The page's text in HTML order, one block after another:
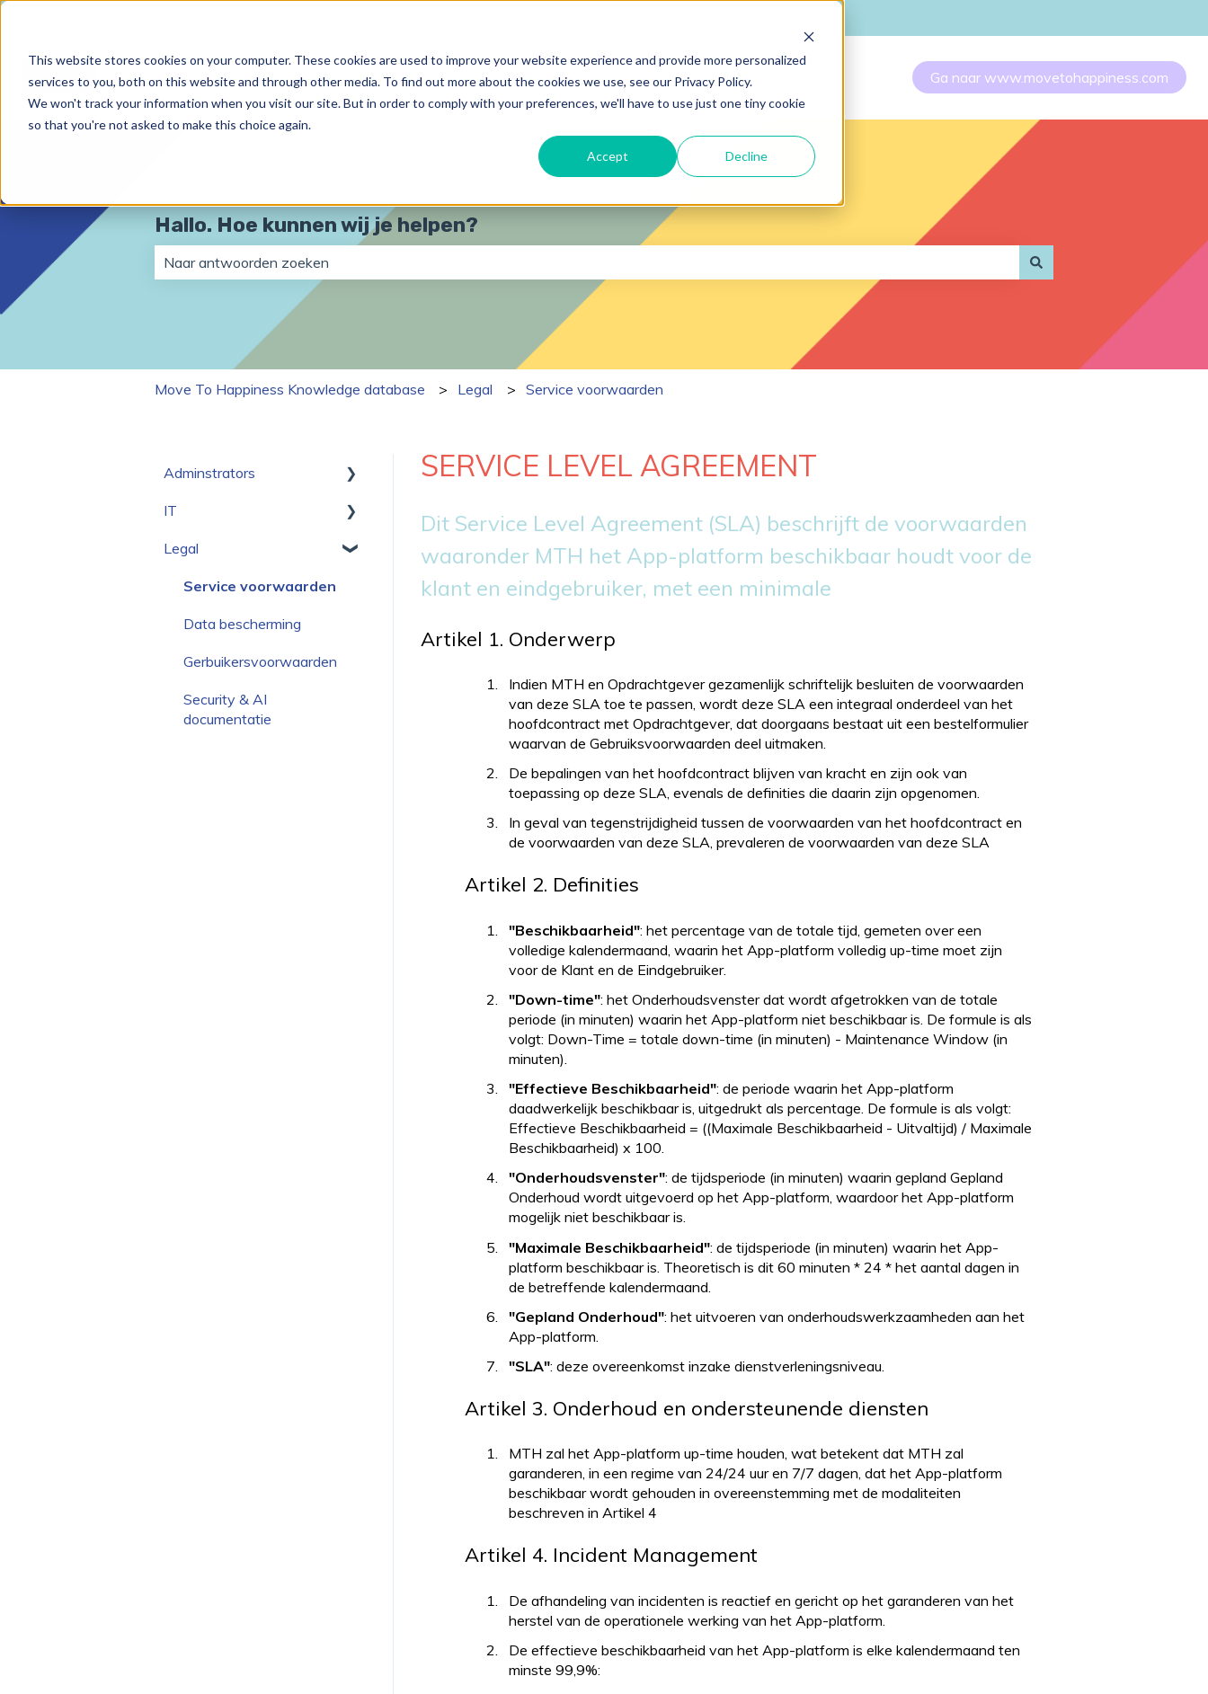
This website stores cookies on your computer. These cookies are used to improve your website experience and provide more personalized
services to you, both on this website and through other media. To find out more about the cookies we use, see our Privacy Policy.
We won't track your information when you visit our site. But in order to comply with your preferences, we'll have to use just one tiny cookie
so that you're not asked to make this choice again.
Accept Decline
Ga naar www.movetohappiness.com
Hallo. Hoe kunnen wij je helpen?
Er zijn geen suggesties want het zoekveld is leeg.
Move To Happiness Knowledge database Legal Service voorwaarden
SERVICE LEVEL AGREEMENT
Dit Service Level Agreement (SLA) beschrijft de voorwaarden
waaronder MTH het App-platform beschikbaar houdt voor de
klant en eindgebruiker, met een minimale
Artikel 1. Onderwerp
Indien MTH en Opdrachtgever gezamenlijk schriftelijk besluiten de voorwaarden
van deze SLA toe te passen, wordt deze SLA een integraal onderdeel van het
hoofdcontract met Opdrachtgever, dat doorgaans bestaat uit een bestelformulier
waarvan de Gebruiksvoorwaarden deel uitmaken.
De bepalingen van het hoofdcontract blijven van kracht en zijn ook van
toepassing op deze SLA, evenals de definities die daarin zijn opgenomen.
In geval van tegenstrijdigheid tussen de voorwaarden van het hoofdcontract en
de voorwaarden van deze SLA, prevaleren de voorwaarden van deze SLA
Artikel 2. Definities
"Beschikbaarheid": het percentage van de totale tijd, gemeten over een
volledige kalendermaand, waarin het App-platform volledig up-time moet zijn
voor de Klant en de Eindgebruiker.
"Down-time": het Onderhoudsvenster dat wordt afgetrokken van de totale
periode (in minuten) waarin het App-platform niet beschikbaar is. De formule is als
volgt: Down-Time = totale down-time (in minuten) - Maintenance Window (in
minuten).
"Effectieve Beschikbaarheid": de periode waarin het App-platform
daadwerkelijk beschikbaar is, uitgedrukt als percentage. De formule is als volgt:
Effectieve Beschikbaarheid = ((Maximale Beschikbaarheid - Uitvaltijd) / Maximale
Beschikbaarheid) x 100.
"Onderhoudsvenster": de tijdsperiode (in minuten) waarin gepland Gepland
Onderhoud wordt uitgevoerd op het App-platform, waardoor het App-platform
mogelijk niet beschikbaar is.
"Maximale Beschikbaarheid": de tijdsperiode (in minuten) waarin het App-
platform beschikbaar is. Theoretisch is dit 60 minuten * 24 * het aantal dagen in
de betreffende kalendermaand.
"Gepland Onderhoud": het uitvoeren van onderhoudswerkzaamheden aan het
App-platform.
"SLA": deze overeenkomst inzake dienstverleningsniveau.
Artikel 3. Onderhoud en ondersteunende diensten
MTH zal het App-platform up-time houden, wat betekent dat MTH zal
garanderen, in een regime van 24/24 uur en 7/7 dagen, dat het App-platform
beschikbaar wordt gehouden in overeenstemming met de modaliteiten
beschreven in Artikel 4
Artikel 4. Incident Management
De afhandeling van incidenten is reactief en gericht op het garanderen van het
herstel van de operationele werking van het App-platform.
De effectieve beschikbaarheid van het App-platform is elke kalendermaand ten
minste 99,9%:
Adminstrators
Communicatie
Eigen content toevoegen
Eigen portal structuur
IT
Setup
Legal
Service voorwaarden
Data bescherming
Gerbuikersvoorwaarden
Security & AI
documentatie